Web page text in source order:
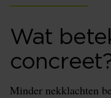
Wat
Minder nekklachten